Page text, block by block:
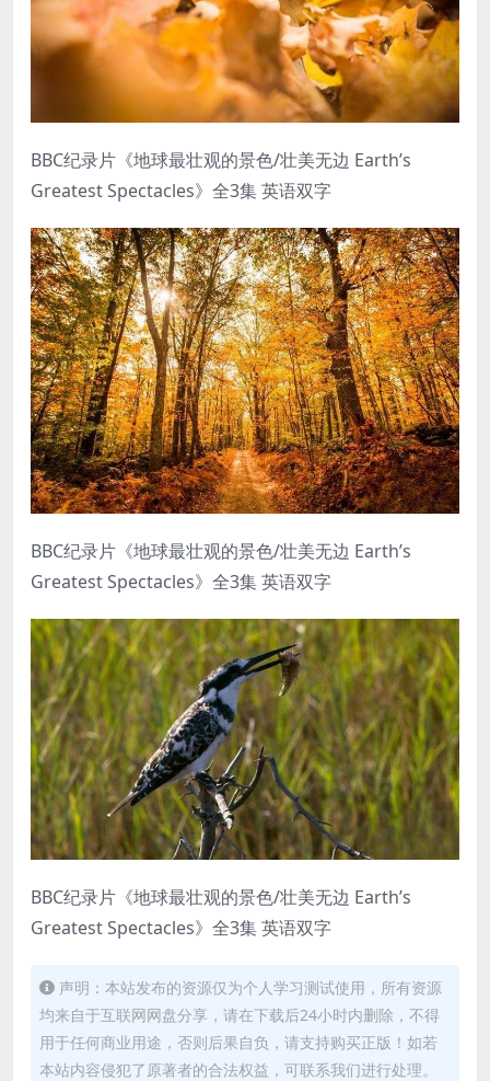
BBC纪录片《地球最壮观的景色/壮美无边 Earth’s
Greatest Spectacles》全3集 英语双字
BBC纪录片《地球最壮观的景色/壮美无边 Earth’s
Greatest Spectacles》全3集 英语双字
BBC纪录片《地球最壮观的景色/壮美无边 Earth’s
Greatest Spectacles》全3集 英语双字
声明：本站发布的资源仅为个人学习测试使用，所有资源
均来自于互联网网盘分享，请在下载后24小时内删除，不得
用于任何商业用途，否则后果自负，请支持购买正版！如若
本站内容侵犯了原著者的合法权益，可联系我们进行处理。